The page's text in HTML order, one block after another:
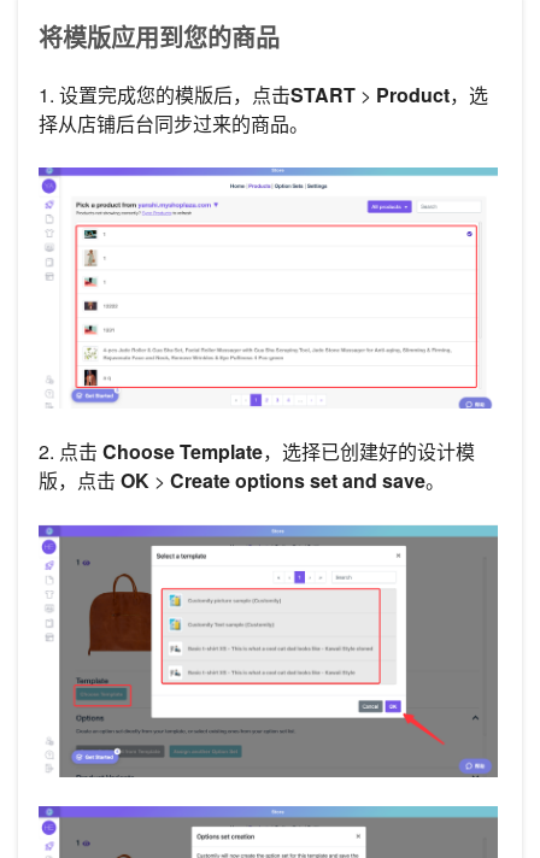
将模版应用到您的商品
1. 设置完成您的模版后，点击START > Product，选
择从店铺后台同步过来的商品。
2. 点击 Choose Template，选择已创建好的设计模
版，点击 OK > Create options set and save。